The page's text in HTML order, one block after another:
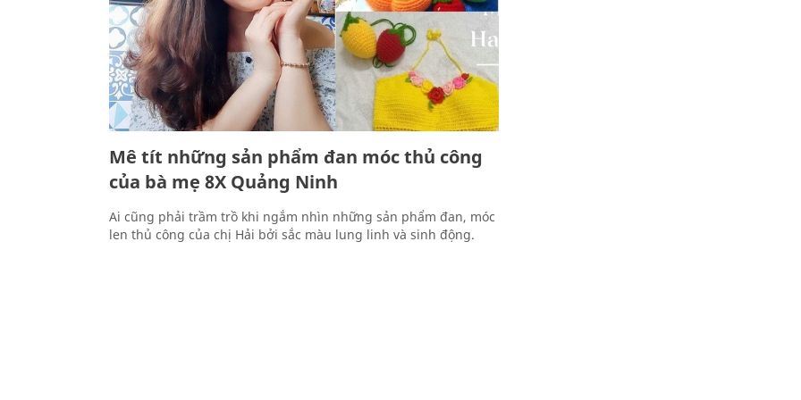
Mê tít những sản phẩm đan móc thủ công
của bà mẹ 8X Quảng Ninh
Ai cũng phải trầm trồ khi ngắm nhìn những sản phẩm đan, móc
len thủ công của chị Hải bởi sắc màu lung linh và sinh động.